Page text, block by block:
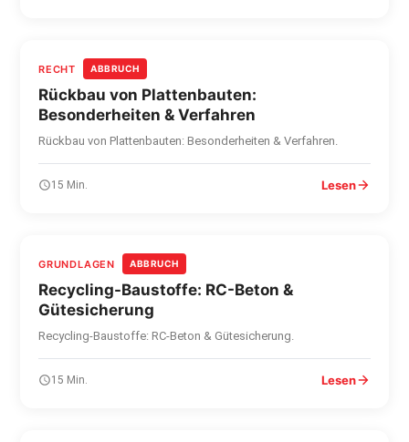
RECHT ABBRUCH
Rückbau von Plattenbauten:
Besonderheiten & Verfahren
Rückbau von Plattenbauten: Besonderheiten & Verfahren.
15 Min. Lesen
GRUNDLAGEN ABBRUCH
Recycling-Baustoffe: RC-Beton &
Gütesicherung
Recycling-Baustoffe: RC-Beton & Gütesicherung.
15 Min. Lesen